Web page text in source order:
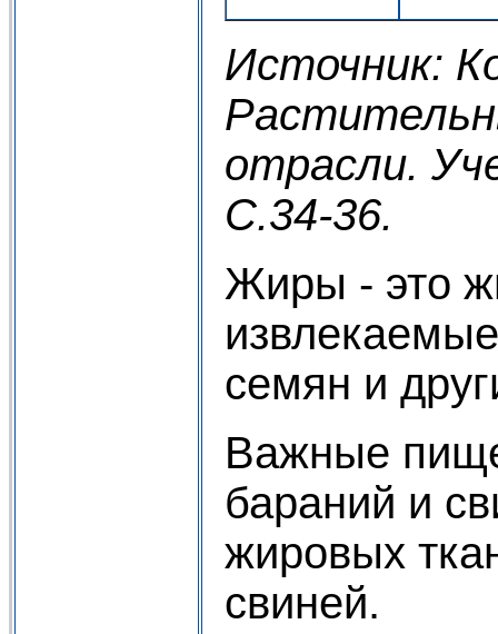
Источник:
отрасли.
С.34-36.
Жиры - это
семян и
Важные
бараний и
жировых
свиней.